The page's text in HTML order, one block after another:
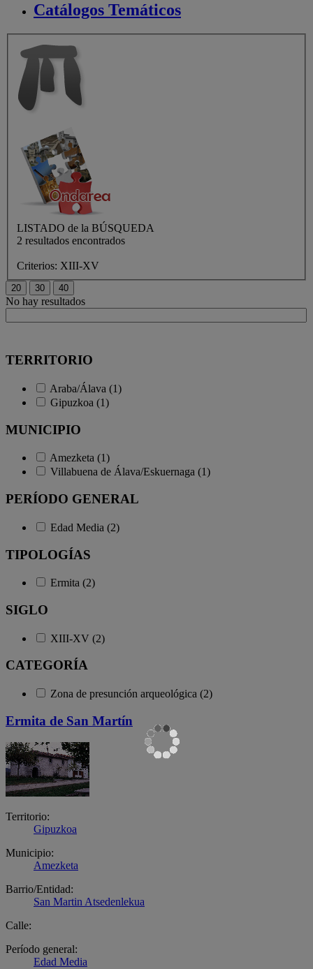
Catálogos Temáticos
LISTADO de la BÚSQUEDA
2 resultados encontrados
Criterios: XIII-XV
No hay resultados
TERRITORIO
Araba/Álava (1)
Gipuzkoa (1)
MUNICIPIO
Amezketa (1)
Villabuena de Álava/Eskuernaga (1)
PERÍODO GENERAL
Edad Media (2)
TIPOLOGÍAS
Ermita (2)
SIGLO
XIII-XV (2)
CATEGORÍA
Zona de presunción arqueológica (2)
Ermita de San Martín
Territorio:
Gipuzkoa
Municipio:
Amezketa
Barrio/Entidad:
San Martin Atsedenlekua
Calle:
Período general:
Edad Media